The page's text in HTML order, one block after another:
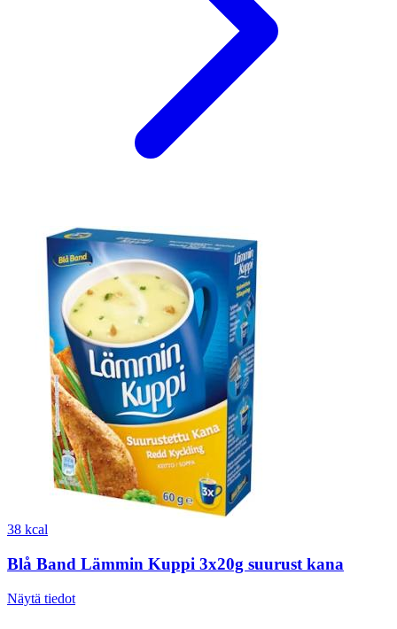
38 kcal
Blå Band Lämmin Kuppi 3x20g suurust kana
Näytä tiedot